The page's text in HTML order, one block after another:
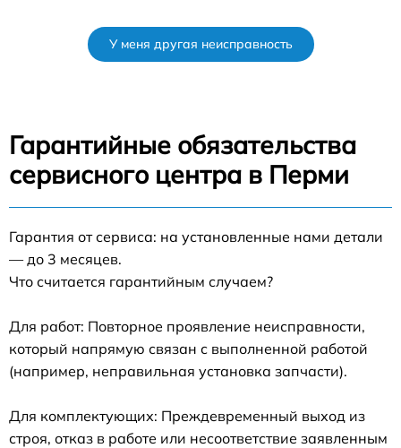
У меня другая неисправность
Гарантийные обязательства
сервисного центра в Перми
Гарантия от сервиса: на установленные нами детали
— до 3 месяцев.
Что считается гарантийным случаем?
Для работ: Повторное проявление неисправности,
который напрямую связан с выполненной работой
(например, неправильная установка запчасти).
Для комплектующих: Преждевременный выход из
строя, отказ в работе или несоответствие заявленным